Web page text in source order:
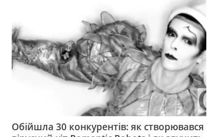
Обійшла 30 конкурентів: як створювався